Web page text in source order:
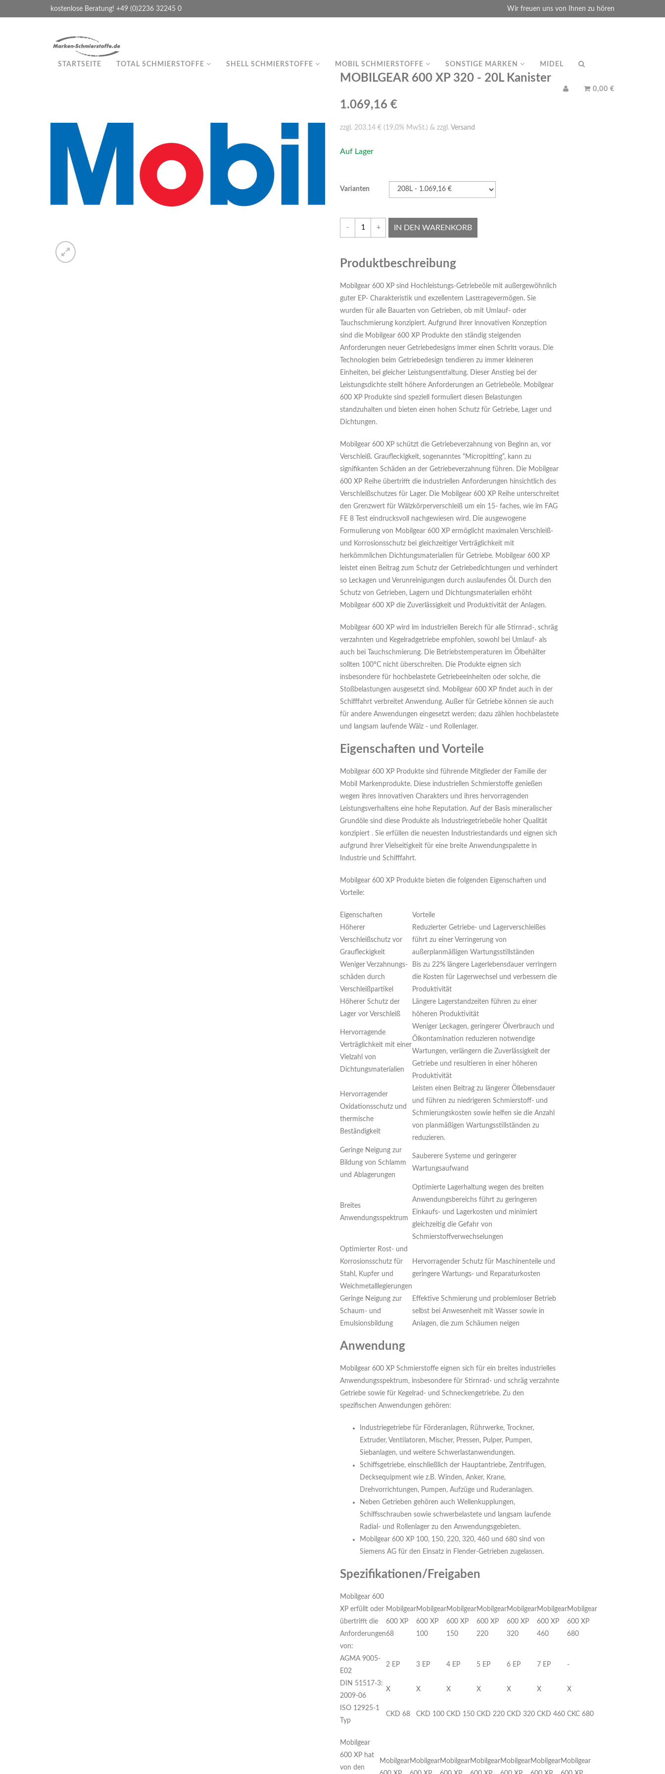
kostenlose Beratung! +49 (0)2236 32245 0 Wir freuen uns von Ihnen zu hören
STARTSEITE TOTAL SCHMIERSTOFFE SHELL SCHMIERSTOFFE MOBIL SCHMIERSTOFFE SONSTIGE MARKEN MIDEL
0,00 €
MOBILGEAR 600 XP 320 - 20L Kanister
1.069,16 €
zzgl. 203,14 € (19,0% MwSt.) & zzgl. Versand
Auf Lager
Varianten
- + IN DEN WARENKORB
Produktbeschreibung
Mobilgear 600 XP sind Hochleistungs-Getriebeöle mit außergewöhnlich
guter EP- Charakteristik und exzellentem Lasttragevermögen. Sie
wurden für alle Bauarten von Getrieben, ob mit Umlauf- oder
Tauchschmierung konzipiert. Aufgrund ihrer innovativen Konzeption
sind die Mobilgear 600 XP Produkte den ständig steigenden
Anforderungen neuer Getriebedesigns immer einen Schritt voraus. Die
Technologien beim Getriebedesign tendieren zu immer kleineren
Einheiten, bei gleicher Leistungsentfaltung. Dieser Anstieg bei der
Leistungsdichte stellt höhere Anforderungen an Getriebeöle. Mobilgear
600 XP Produkte sind speziell formuliert diesen Belastungen
standzuhalten und bieten einen hohen Schutz für Getriebe, Lager und
Dichtungen.
Mobilgear 600 XP schützt die Getriebeverzahnung von Beginn an, vor
Verschleiß. Graufleckigkeit, sogenanntes “Micropitting“, kann zu
signifikanten Schäden an der Getriebeverzahnung führen. Die Mobilgear
600 XP Reihe übertrifft die industriellen Anforderungen hinsichtlich des
Verschleißschutzes für Lager. Die Mobilgear 600 XP Reihe unterschreitet
den Grenzwert für Wälzkörperverschleiß um ein 15- faches, wie im FAG
FE 8 Test eindrucksvoll nachgewiesen wird. Die ausgewogene
Formulierung von Mobilgear 600 XP ermöglicht maximalen Verschleiß-
und Korrosionsschutz bei gleichzeitiger Verträglichkeit mit
herkömmlichen Dichtungsmaterialien für Getriebe. Mobilgear 600 XP
leistet einen Beitrag zum Schutz der Getriebedichtungen und verhindert
so Leckagen und Verunreinigungen durch auslaufendes Öl. Durch den
Schutz von Getrieben, Lagern und Dichtungsmaterialien erhöht
Mobilgear 600 XP die Zuverlässigkeit und Produktivität der Anlagen.
Mobilgear 600 XP wird im industriellen Bereich für alle Stirnrad-, schräg
verzahnten und Kegelradgetriebe empfohlen, sowohl bei Umlauf- als
auch bei Tauchschmierung. Die Betriebstemperaturen im Ölbehälter
sollten 100°C nicht überschreiten. Die Produkte eignen sich
insbesondere für hochbelastete Getriebeeinheiten oder solche, die
Stoßbelastungen ausgesetzt sind. Mobilgear 600 XP findet auch in der
Schifffahrt verbreitet Anwendung. Außer für Getriebe können sie auch
für andere Anwendungen eingesetzt werden; dazu zählen hochbelastete
und langsam laufende Wälz - und Rollenlager.
Eigenschaften und Vorteile
Mobilgear 600 XP Produkte sind führende Mitglieder der Familie der
Mobil Markenprodukte. Diese industriellen Schmierstoffe genießen
wegen ihres innovativen Charakters und ihres hervorragenden
Leistungsverhaltens eine hohe Reputation. Auf der Basis mineralischer
Grundöle sind diese Produkte als Industriegetriebeöle hoher Qualität
konzipiert . Sie erfüllen die neuesten Industriestandards und eignen sich
aufgrund ihrer Vielseitigkeit für eine breite Anwendungspalette in
Industrie und Schifffahrt.
Mobilgear 600 XP Produkte bieten die folgenden Eigenschaften und
Vorteile:
Eigenschaften
Vorteile
Höherer
Verschleißschutz vor
Graufleckigkeit
Reduzierter Getriebe- und Lagerverschleißes
führt zu einer Verringerung von
außerplanmäßigen Wartungsstillständen
Weniger Verzahnungs-
schäden durch
Verschleißpartikel
Bis zu 22% längere Lagerlebensdauer verringern
die Kosten für Lagerwechsel und verbessern die
Produktivität
Höherer Schutz der
Lager vor Verschleiß
Längere Lagerstandzeiten führen zu einer
höheren Produktivität
Hervorragende
Verträglichkeit mit einer
Vielzahl von
Dichtungsmaterialien
Weniger Leckagen, geringerer Ölverbrauch und
Ölkontamination reduzieren notwendige
Wartungen, verlängern die Zuverlässigkeit der
Getriebe und resultieren in einer höheren
Produktivität
Hervorragender
Oxidationsschutz und
thermische
Beständigkeit
Leisten einen Beitrag zu längerer Öllebensdauer
und führen zu niedrigeren Schmierstoff- und
Schmierungskosten sowie helfen sie die Anzahl
von planmäßigen Wartungsstillständen zu
reduzieren.
Geringe Neigung zur
Bildung von Schlamm
und Ablagerungen
Sauberere Systeme und geringerer
Wartungsaufwand
Breites
Anwendungsspektrum
Optimierte Lagerhaltung wegen des breiten
Anwendungsbereichs führt zu geringeren
Einkaufs- und Lagerkosten und minimiert
gleichzeitig die Gefahr von
Schmierstoffverwechselungen
Optimierter Rost- und
Korrosionsschutz für
Stahl, Kupfer und
Weichmetalllegierungen
Hervorragender Schutz für Maschinenteile und
geringere Wartungs- und Reparaturkosten
Geringe Neigung zur
Schaum- und
Emulsionsbildung
Effektive Schmierung und problemloser Betrieb
selbst bei Anwesenheit mit Wasser sowie in
Anlagen, die zum Schäumen neigen
Anwendung
Mobilgear 600 XP Schmierstoffe eignen sich für ein breites industrielles
Anwendungsspektrum, insbesondere für Stirnrad- und schräg verzahnte
Getriebe sowie für Kegelrad- und Schneckengetriebe. Zu den
spezifischen Anwendungen gehören:
Industriegetriebe für Förderanlagen, Rührwerke, Trockner,
Extruder, Ventilatoren, Mischer, Pressen, Pulper, Pumpen,
Siebanlagen, und weitere Schwerlastanwendungen.
Schiffsgetriebe, einschließlich der Hauptantriebe, Zentrifugen,
Decksequipment wie z.B. Winden, Anker, Krane,
Drehvorrichtungen, Pumpen, Aufzüge und Ruderanlagen.
Neben Getrieben gehören auch Wellenkupplungen,
Schiffsschrauben sowie schwerbelastete und langsam laufende
Radial- und Rollenlager zu den Anwendungsgebieten.
Mobilgear 600 XP 100, 150, 220, 320, 460 und 680 sind von
Siemens AG für den Einsatz in Flender-Getrieben zugelassen.
Spezifikationen/Freigaben
Mobilgear 600
XP erfüllt oder
übertrifft die
Anforderungen
von:
Mobilgear
600 XP
68
Mobilgear
600 XP
100
Mobilgear
600 XP
150
Mobilgear
600 XP
220
Mobilgear
600 XP
320
Mobilgear
600 XP
460
Mobilgear
600 XP
680
AGMA 9005-
E02
2 EP 3 EP 4 EP 5 EP 6 EP 7 EP -
DIN 51517-3:
2009-06
X X X X X X X
ISO 12925-1
Typ
CKD 68 CKD 100 CKD 150 CKD 220 CKD 320 CKD 460 CKC 680
Mobilgear
600 XP hat
von den
MobilgearMobilgearMobilgearMobilgearMobilgearMobilgearMobilgear